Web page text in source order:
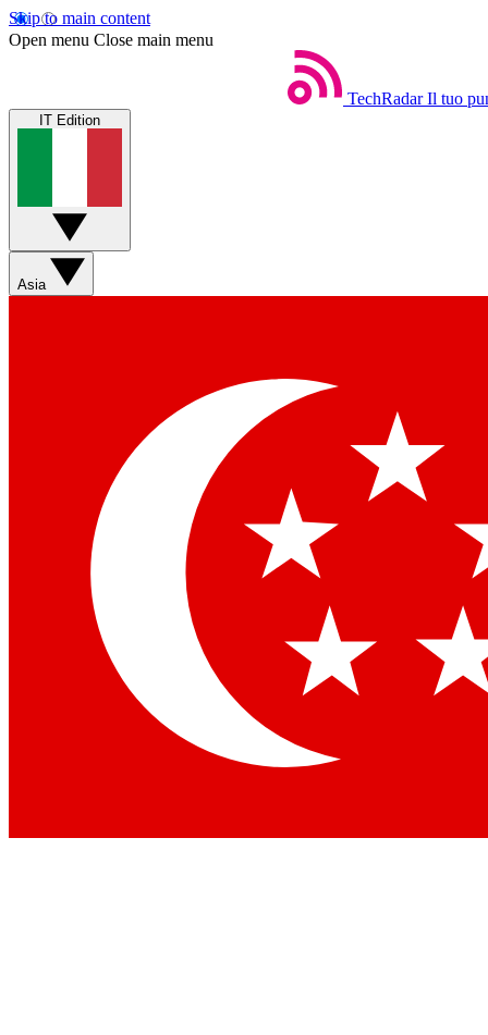
Skip to main content
Open menu Close main menu
TechRadar Il tuo
IT Edition
Asia